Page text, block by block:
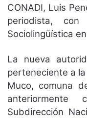
CONADI, Luis
periodista,
Sociolingüística
La nueva
perteneciente a
Muco, comuna
Subdirección